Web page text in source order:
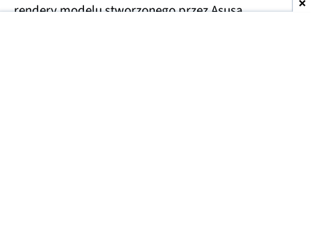
rendery modelu stworzonego przez Asusa.